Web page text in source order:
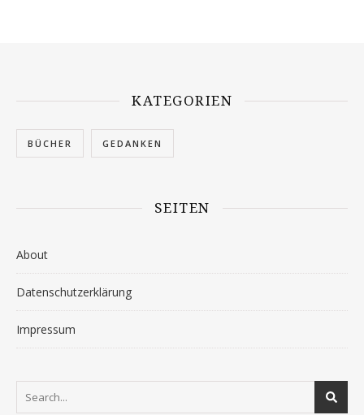
KATEGORIEN
BÜCHER GEDANKEN
SEITEN
About
Datenschutzerklärung
Impressum